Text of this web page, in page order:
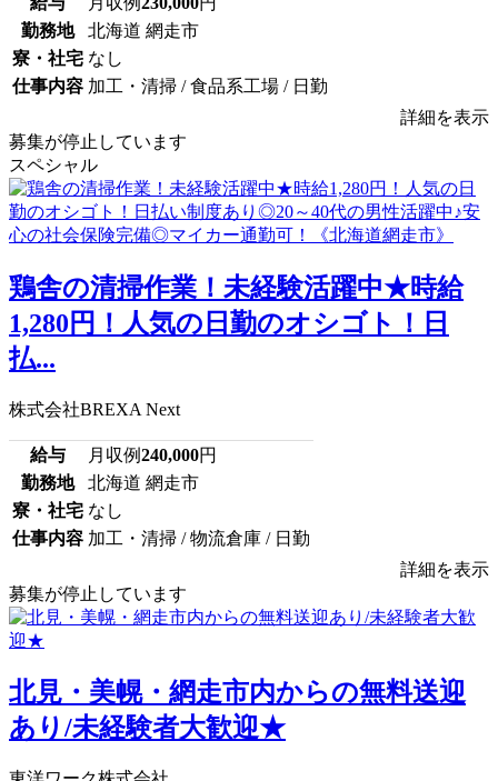
勤務地
北海道 網走市
寮・社宅 なし
仕事内容 加工・清掃 / 食品系工場 / 日勤
詳細を表示
募集が停止しています
スペシャル
鶏舎の清掃作業！未経験活躍中★時給
1,280円！人気の日勤のオシゴト！日
払...
株式会社BREXA Next
給与 月収例240,000円
勤務地
北海道 網走市
寮・社宅 なし
仕事内容 加工・清掃 / 物流倉庫 / 日勤
詳細を表示
募集が停止しています
北見・美幌・網走市内からの無料送迎
あり/未経験者大歓迎★